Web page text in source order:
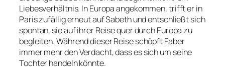
Liebesverhältnis. In Europa angekommen, trifft er in
Paris zufällig erneut auf Sabeth und entschließt sich
spontan, sie auf ihrer Reise quer durch Europa zu
begleiten. Während dieser Reise schöpft Faber
immer mehr den Verdacht, dass es sich um seine
Tochter handeln könnte.